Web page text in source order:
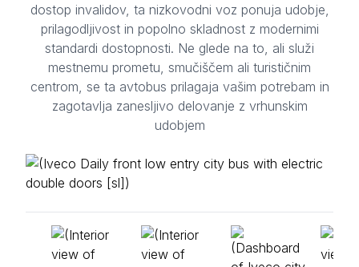
dostop invalidov, ta nizkovodni voz ponuja udobje,
prilagodljivost in popolno skladnost z modernimi
standardi dostopnosti. Ne glede na to, ali služi
mestnemu prometu, smučiščem ali turističnim
centrom, se ta avtobus prilagaja vašim potrebam in
zagotavlja zanesljivo delovanje z vrhunskim
udobjem